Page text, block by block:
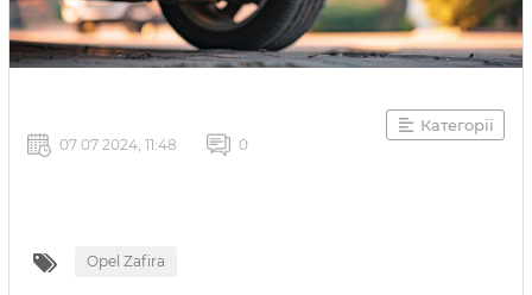
Категорії
07 07 2024, 11:48 0
Opel Zafira